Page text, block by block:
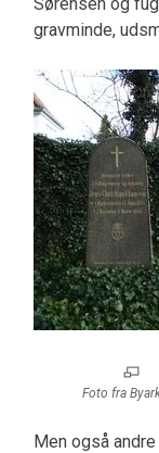
gravminde,
Foto fra
Men også